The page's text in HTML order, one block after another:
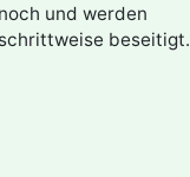
und werden
beseitigt.